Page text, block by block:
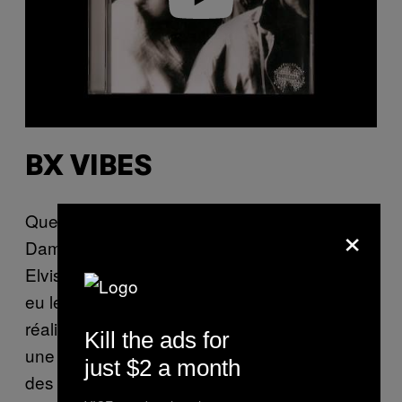
BX VIBES
Quelques années avant « BruxellesVie » de
Damso ou « Bruxelles Arrive » de Roméo
Elvis et Caballero, la capitale belge avait déjà
eu le droit à son hymne fédérateur. Deux, en
réalité : « BX Vibes » de Scylla, et son remix,
une sorte de posse-cut enregistré avec neuf
des meilleurs représentants du rap belge de
×
Kill the ads for
just $2 a month